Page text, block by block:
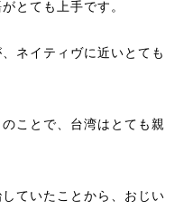
とても上手です。
ネイティヴに近いとても
ことで、台湾はとても親
ていたことから、おじい